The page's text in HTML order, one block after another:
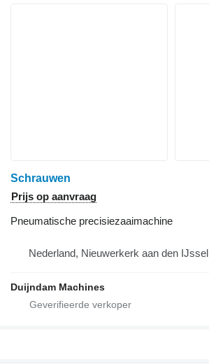
Schrauwen
Prijs op aanvraag
Pneumatische precisiezaaimachine
Nederland, Nieuwerkerk aan den IJssel
Duijndam Machines